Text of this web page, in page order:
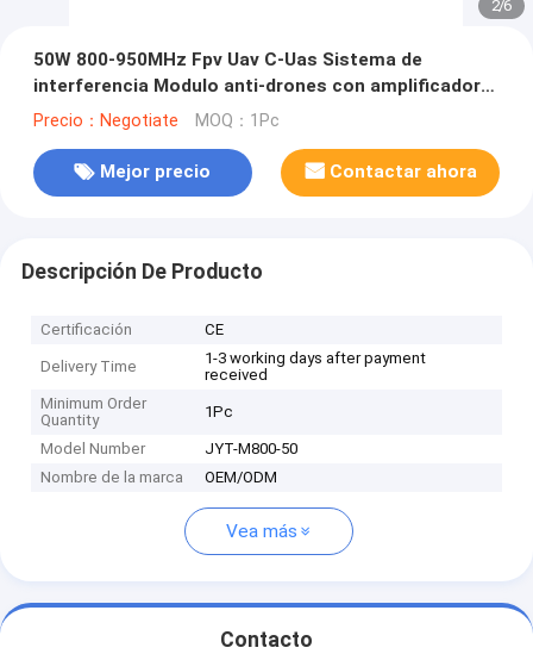
2/6
50W 800-950MHz Fpv Uav C-Uas Sistema de
interferencia Modulo anti-drones con amplificador
de potencia de RF y GaN y protector de aislamiento
Precio：Negotiate MOQ：1Pc
Mejor precio Contactar ahora
Descripción De Producto
Certificación CE
Delivery Time
1-3 working days after payment
received
Minimum Order
Quantity
1Pc
Model Number
JYT-M800-50
Nombre de la marca
OEM/ODM
Vea más
Contacto